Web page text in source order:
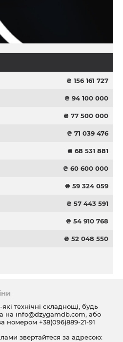
₴ 156 161 727
₴ 94 100 000
₴ 77 500 000
₴ 71 039 476
₴ 68 531 881
₴ 60 600 000
₴ 59 324 059
₴ 57 443 591
₴ 54 910 768
₴ 52 048 550
технічні складнощі, будь
на info@dzygamdb.com, або
номером +38(096)889-21-91
звертайтеся за адресою: